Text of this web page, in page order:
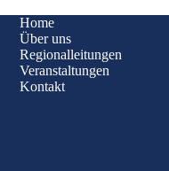
Home
Über uns
Regionalleitungen
Veranstaltungen
Kontakt